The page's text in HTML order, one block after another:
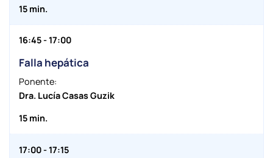
15 min.
16:45 - 17:00
Falla hepática
Ponente:
Dra. Lucía Casas Guzik
15 min.
17:00 - 17:15